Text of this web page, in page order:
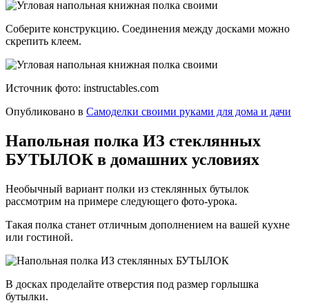
Соберите конструкцию. Соединения между досками можно
скрепить клеем.
Источник фото: instructables.com
Опубликовано в Самоделки своими руками для дома и дачи
Напольная полка ИЗ стеклянных
БУТЫЛОК в домашних условиях
Необычный вариант полки из стеклянных бутылок
рассмотрим на примере следующего фото-урока.
Такая полка станет отличным дополнением на вашей кухне
или гостиной.
В досках проделайте отверстия под размер горлышка
бутылки.